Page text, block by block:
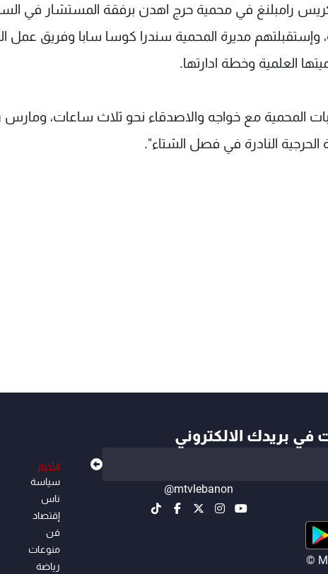
كريس رامبلنغ في محمية حرج اهدن برفقة المستشار في
مديرة المحمية سندرا كوسا سابا وفريق عمل
العلمية وخطة ادارتها.
المحمية مع خواجه والاصدقاء نحو ثلاث ساعات، ومارس
الحرجية النادرة في فصل الشتاء".
في بريدك الالكتروني
@mtvlebanon
©
الأخبار
سياسة
ناس
إقتصاد
فن
منوعات
رياضة